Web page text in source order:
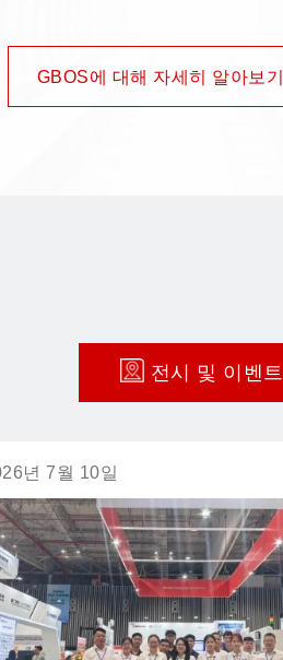
GBOS에 대해 자세히 알아보기
전시 및 이벤트
년 7월 10일
년 6월 26일
년 6월 15일